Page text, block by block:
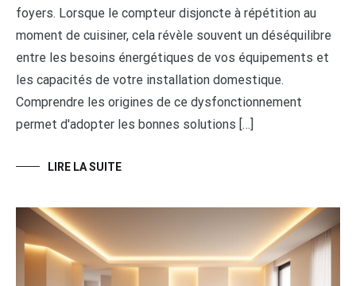
foyers. Lorsque le compteur disjoncte à répétition au
moment de cuisiner, cela révèle souvent un déséquilibre
entre les besoins énergétiques de vos équipements et
les capacités de votre installation domestique.
Comprendre les origines de ce dysfonctionnement
permet d'adopter les bonnes solutions […]
LIRE LA SUITE